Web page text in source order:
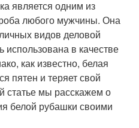
является одним из
любого мужчины. Она
видов деловой
в качестве
как известно, белая
пятен и теряет свой
статье мы расскажем о
белой рубашки своими